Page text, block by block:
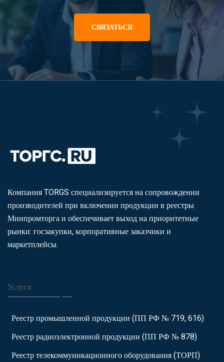
СВЯЗАТЬСЯ
Компания TORGS специализируется на сопровождении
производителей при включении продукции в реестры
Минпромторга и обеспечивает выход на приоритетные
рынки: госзакупки, корпоративные заказчики и
маркетплейсы.
Услуги
Реестр промышленной продукции (ПП РФ № 719, 616)
Реестр радиоэлектронной продукции (ПП РФ № 878)
Реестр телекоммуникационного оборудования (ТОРП)